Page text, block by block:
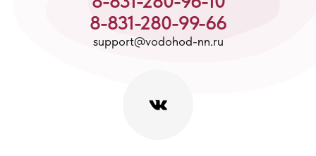
8-831-280-99-66
support@vodohod-nn.ru